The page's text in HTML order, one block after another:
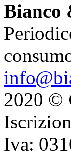
Bianco
2020 ©
Iva: